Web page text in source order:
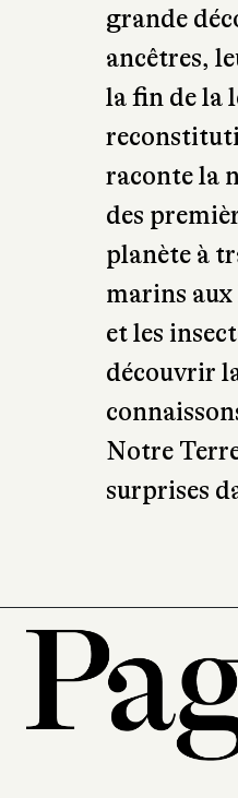
grande
ancêtres,
la fin de la
raconte la
des
planète à
marins
et les
découvrir
Notre
surprises